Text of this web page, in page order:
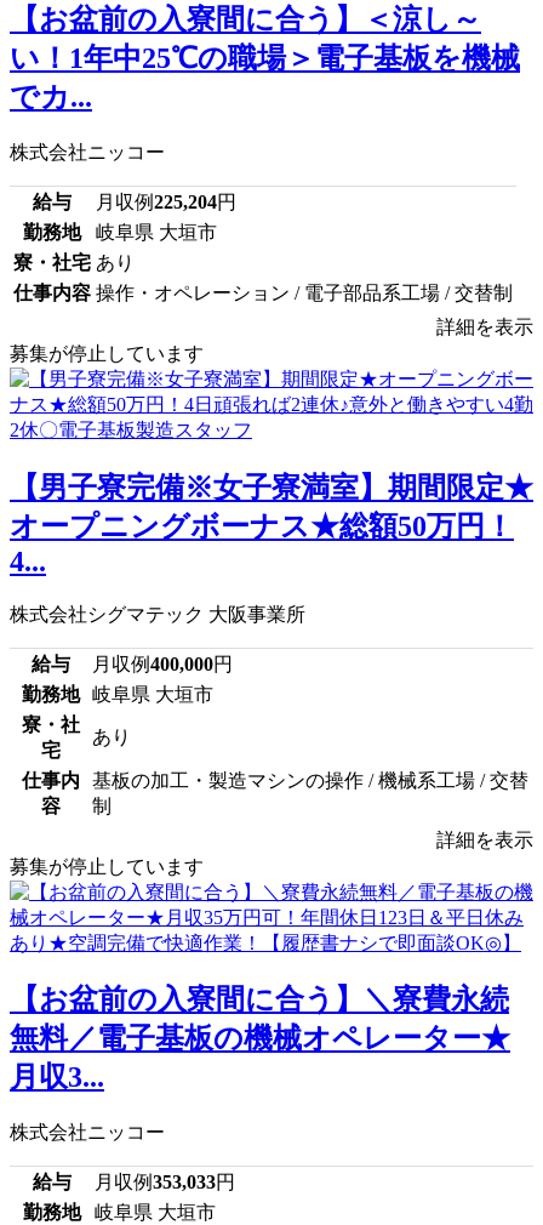
【お盆前の入寮間に合う】＜涼し～
い！1年中25℃の職場＞電子基板を機械
でカ...
株式会社ニッコー
給与 月収例225,204円
勤務地
岐阜県 大垣市
寮・社宅 あり
仕事内容 操作・オペレーション / 電子部品系工場 / 交替制
詳細を表示
募集が停止しています
【男子寮完備※女子寮満室】期間限定★
オープニングボーナス★総額50万円！
4...
株式会社シグマテック 大阪事業所
給与 月収例400,000円
勤務地
岐阜県 大垣市
寮・社
宅
あり
仕事内
容
基板の加工・製造マシンの操作 / 機械系工場 / 交替
制
詳細を表示
募集が停止しています
【お盆前の入寮間に合う】＼寮費永続
無料／電子基板の機械オペレーター★
月収3...
株式会社ニッコー
給与 月収例353,033円
勤務地
岐阜県 大垣市